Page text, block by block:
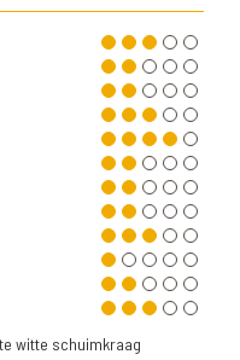
witte schuimkraag